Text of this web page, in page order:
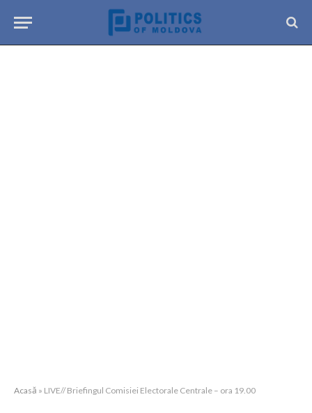
Acasă » LIVE// Briefingul Comisiei Electorale Centrale – ora 19.00